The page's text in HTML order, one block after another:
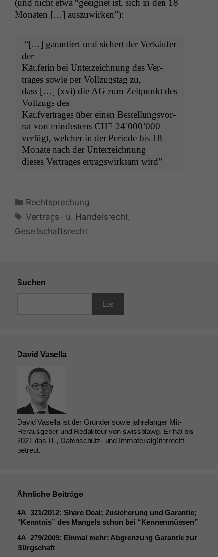
(und nicht etwa “geeignet ist, sich in den 18
Monat­en […] auszuwirken”):
“[…] garantiert und sichert der Verkäufer
der
Käuferin bei Unterze­ich­nung des Ver­
trages sowie per Vol­lzugstag zu,
dass […] (xvi) die AG zum Zeit­punkt des
Vol­lzugs des
Kaufver­trages über einen Bestel­lungsvor­
rat von min­destens CHF 24’000’000
ver­fügt, welch­er in der Peri­ode bis 18
Monate nach der Unterzeichnung
dieses Ver­trages ertragswirk­sam wird”
Kategorien
Rechtsprechung
Schlagwörter
Vertrags- u. Handelsrecht,
Gesellschaftsrecht
Suchen
David Vasella
David Vasella ist der Gründer sowie jahrelanger Mit-
Herausgeber und Redakteur von swissblawg. Er hat bis
2021 das IT-, Datenschutz- und Immaterialgüterrecht
betreut.
Ähnliche Beiträge
4A_321/2012: Share Deal; Zusicherung und Garantie;
“Kenntnis” des Mangels schon bei “Kennenmüssen”
4A_279/2009: Einmal mehr: Abgrenzung Garantie zur
Bürgschaft
Cookies sind
nicht
braucht sie,